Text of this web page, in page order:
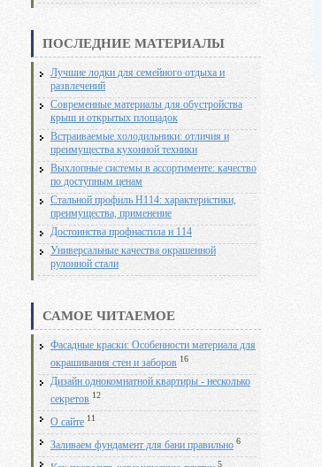
ПОСЛЕДНИЕ МАТЕРИАЛЫ
Лучшие лодки для семейного отдыха и
развлечений
Современные материалы для обустройства
крыш и открытых площадок
Встраиваемые холодильники: отличия и
преимущества кухонной техники
Выхлопные системы в ассортименте: качество
по доступным ценам
Стальной профиль Н114: характеристики,
преимущества, применение
Достоинства профнастила н 114
Универсальные качества окрашенной
рулонной стали
САМОЕ ЧИТАЕМОЕ
Фасадные краски: Особенности материала для
окрашивания стен и заборов 16
Дизайн однокомнатной квартиры - несколько
секретов 12
О сайте 11
Заливаем фундамент для бани правильно 6
5